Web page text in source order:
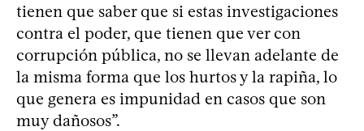
tienen que saber que si estas investigaciones
contra el poder, que tienen que ver con
corrupción pública, no se llevan adelante de
la misma forma que los hurtos y la rapiña, lo
que genera es impunidad en casos que son
muy dañosos”.